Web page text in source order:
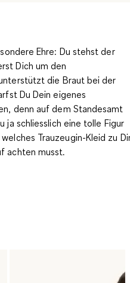
Ehre: Du stehst der
Dich um den
die Braut bei der
Du Dein eigenes
denn auf dem Standesamt
ja schliesslich eine tolle Figur
Trauzeugin-Kleid zu
achten musst.